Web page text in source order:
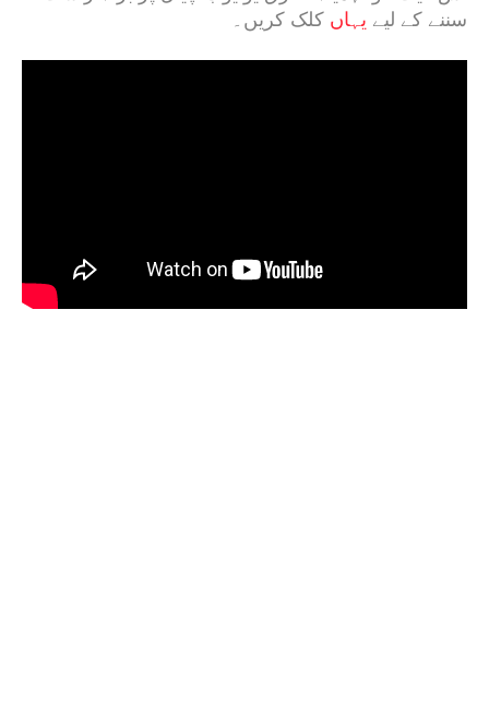
سننے کے لیے یہاں کلک کریں۔